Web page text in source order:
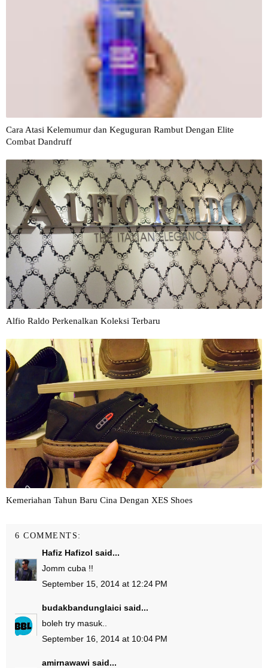
Cara Atasi Kelemumur dan Keguguran Rambut Dengan Elite
Combat Dandruff
Alfio Raldo Perkenalkan Koleksi Terbaru
Kemeriahan Tahun Baru Cina Dengan XES Shoes
6 COMMENTS:
Hafiz Hafizol said...
Jomm cuba !!
September 15, 2014 at 12:24 PM
budakbandunglaici said...
boleh try masuk..
September 16, 2014 at 10:04 PM
amirnawawi said...